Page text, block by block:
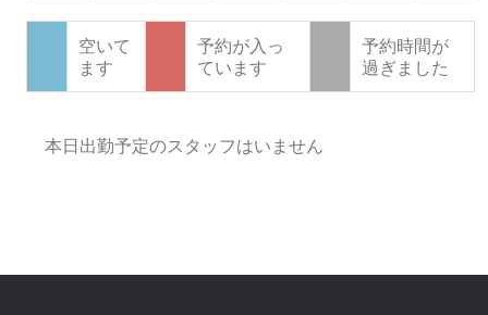
空いて
ます
予約が入っ
ています
予約時間が
過ぎました
本日出勤予定のスタッフはいません